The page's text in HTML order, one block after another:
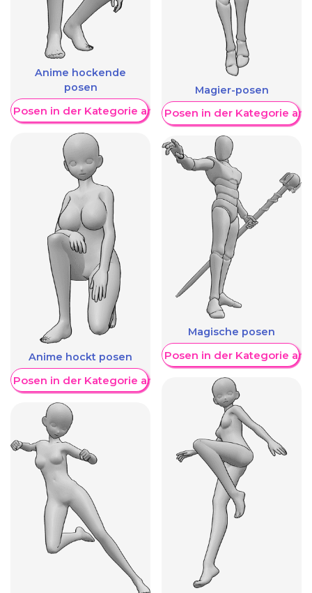
Anime hockende
posen
Posen in der Kategorie anzeigen
Anime hockt posen
Posen in der Kategorie anzeigen
Magier-posen
Weitere Posen in der Kategorie
Magische posen
Weitere Posen in der Kategorie